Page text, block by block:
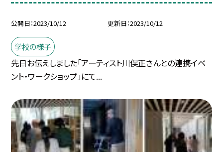
公開日 2023/10/12 更新日 2023/10/12
学校の様子
先日お伝えしました「アーティスト川俣正さんとの連携イベ
ント・ワークショップ」にて...